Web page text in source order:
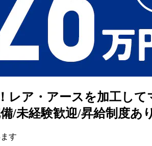
レア・アースを加工し
/未経験歓迎/昇給制度あ
す